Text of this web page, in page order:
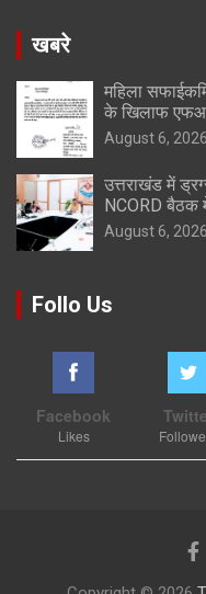
खबरे
महिला
के खिलाफ
August 6, 2026
उत्तराखंड में
NCORD बैठक
August 6, 2026
Follo Us
Facebook
Likes